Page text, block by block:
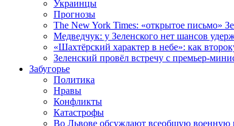
Украинцы
Прогнозы
The New York Times: «открытое письмо»
Медведчук: у Зеленского нет шансов
«Шахтёрский характер в небе»: как
Зеленский провёл встречу с премьер-
Забугорье
Политика
Нравы
Конфликты
Катастрофы
Во Львове обсуждают всеобщую военную